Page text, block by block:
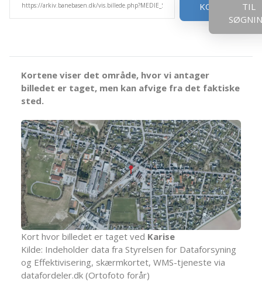
KOPIER
TIL
Kortene viser det område, hvor vi antager
billedet er taget, men kan afvige fra det faktiske
sted.
Kort hvor billedet er taget ved Karise
Kilde: Indeholder data fra Styrelsen for Dataforsyning
og Effektivisering, skærmkortet, WMS-tjeneste via
datafordeler.dk (Ortofoto forår)